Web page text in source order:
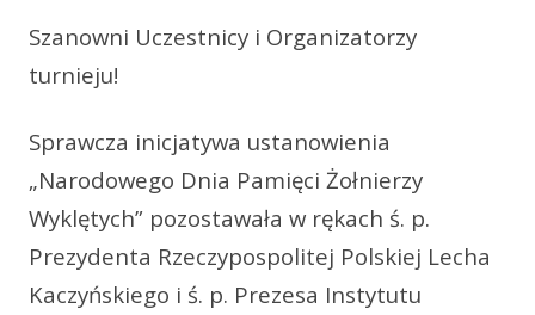
Szanowni Uczestnicy i Organizatorzy
turnieju!
Sprawcza inicjatywa ustanowienia
„Narodowego Dnia Pamięci Żołnierzy
Wyklętych” pozostawała w rękach ś. p.
Prezydenta Rzeczypospolitej Polskiej Lecha
Kaczyńskiego i ś. p. Prezesa Instytutu